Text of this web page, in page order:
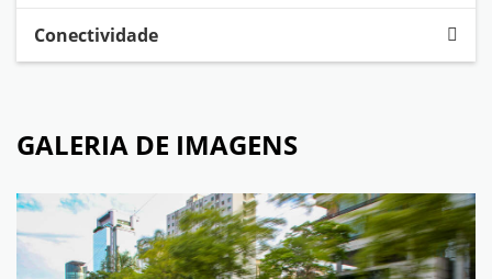
Conectividade
GALERIA DE IMAGENS